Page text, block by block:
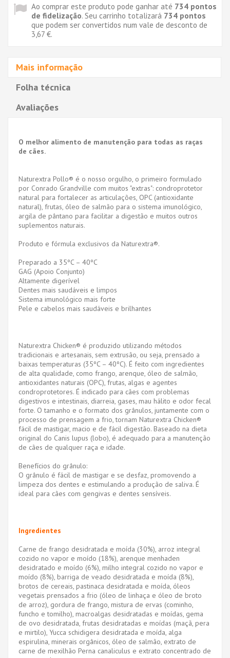
Ao comprar este produto pode ganhar até 734 pontos
de fidelização. Seu carrinho totalizará 734 pontos
que podem ser convertidos num vale de desconto de
3,67 €.
Mais informação
Folha técnica
Avaliações
O melhor alimento de manutenção para todas as raças
de cães.
Naturextra Pollo® é o nosso orgulho, o primeiro formulado
por Conrado Grandville com muitos "extras": condroprotetor
natural para fortalecer as articulações, OPC (antioxidante
natural), frutas, óleo de salmão para o sistema imunológico,
argila de pântano para facilitar a digestão e muitos outros
suplementos naturais.
Produto e fórmula exclusivos da Naturextra®.
Preparado a 35ºC – 40ºC
GAG (Apoio Conjunto)
Altamente digerível
Dentes mais saudáveis ​​e limpos
Sistema imunológico mais forte
Pele e cabelos mais saudáveis ​​e brilhantes
Naturextra Chicken® é produzido utilizando métodos
tradicionais e artesanais, sem extrusão, ou seja, prensado a
baixas temperaturas (35ºC – 40ºC). É feito com ingredientes
de alta qualidade, como frango, arenque, óleo de salmão,
antioxidantes naturais (OPC), frutas, algas e agentes
condroprotetores. É indicado para cães com problemas
digestivos e intestinais, diarreia, gases, mau hálito e odor fecal
forte. O tamanho e o formato dos grânulos, juntamente com o
processo de prensagem a frio, tornam Naturextra Chicken®
fácil de mastigar, macio e de fácil digestão. Baseado na dieta
original do Canis lupus (lobo), é adequado para a manutenção
de cães de qualquer raça e idade.
Benefícios do grânulo:
O grânulo é fácil de mastigar e se desfaz, promovendo a
limpeza dos dentes e estimulando a produção de saliva. É
ideal para cães com gengivas e dentes sensíveis.
Ingredientes
Carne de frango desidratada e moída (30%), arroz integral
cozido no vapor e moído (18%), arenque menhaden
desidratado e moído (6%), milho integral cozido no vapor e
moído (8%), barriga de veado desidratada e moída (8%),
brotos de cereais, pastinaca desidratada e moída, óleos
vegetais prensados ​​a frio (óleo de linhaça e óleo de broto
de arroz), gordura de frango, mistura de ervas (cominho,
funcho e tomilho), macroalgas desidratadas e moídas, gema
de ovo desidratada, frutas desidratadas e moídas (maçã, pera
e mirtilo), Yucca schidigera desidratada e moída, alga
espirulina, minerais orgânicos, óleo de salmão, extrato de
carne de mexilhão Perna canaliculus e extrato concentrado de